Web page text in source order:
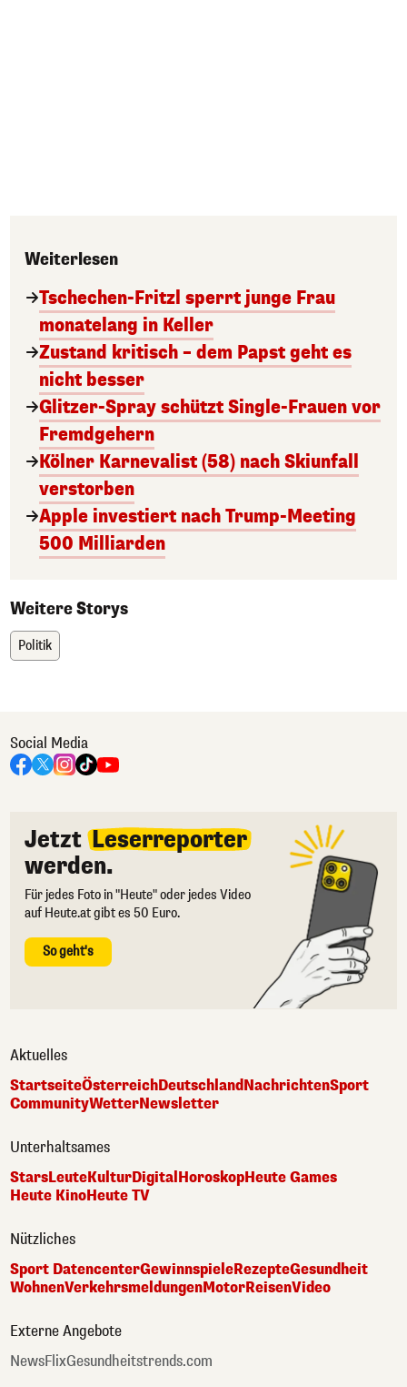
Weiterlesen
Tschechen-Fritzl sperrt junge Frau
monatelang in Keller
Zustand kritisch – dem Papst geht es
nicht besser
Glitzer-Spray schützt Single-Frauen vor
Fremdgehern
Kölner Karnevalist (58) nach Skiunfall
verstorben
Apple investiert nach Trump-Meeting
500 Milliarden
Weitere Storys
Politik
Social Media
Jetzt Leserreporter
werden.
Für jedes Foto in "Heute" oder jedes Video
auf Heute.at gibt es 50 Euro.
So geht's
Aktuelles
StartseiteÖsterreichDeutschlandNachrichtenSport
CommunityWetterNewsletter
Unterhaltsames
StarsLeuteKulturDigitalHoroskopHeute Games
Heute KinoHeute TV
Nützliches
Sport DatencenterGewinnspieleRezepteGesundheit
WohnenVerkehrsmeldungenMotorReisenVideo
Externe Angebote
NewsFlixGesundheitstrends.com